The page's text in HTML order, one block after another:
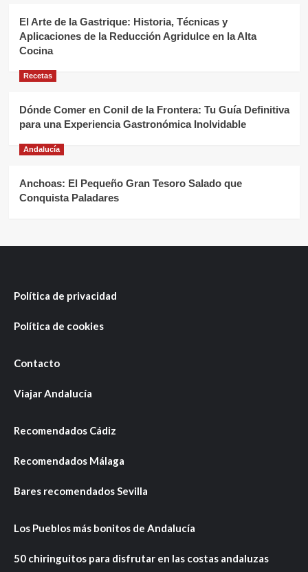
El Arte de la Gastrique: Historia, Técnicas y
Aplicaciones de la Reducción Agridulce en la Alta
Cocina
Recetas
Dónde Comer en Conil de la Frontera: Tu Guía Definitiva
para una Experiencia Gastronómica Inolvidable
Andalucía
Anchoas: El Pequeño Gran Tesoro Salado que
Conquista Paladares
Política de privacidad
Política de cookies
Contacto
Viajar Andalucía
Recomendados Cádiz
Recomendados Málaga
Bares recomendados Sevilla
Los Pueblos más bonitos de Andalucía
50 chiringuitos para disfrutar en las costas andaluzas